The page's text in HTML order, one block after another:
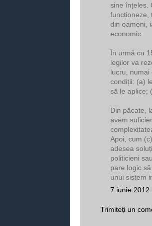
sine înțeles.
funcționeze,
din oameni,
economic.
În urmă cu
legilor va
lucru,
condiții: (a)
să le aplice;
Din păcate,
avem
Apoi, cum
adesea
politicieni
pare logic
unui sistem
7 iunie 2012
Trimiteți un